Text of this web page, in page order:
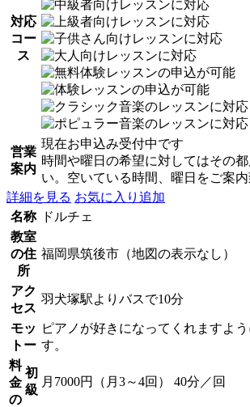
対応
コー
ス
営業
案内
現在お申込み受付中です
時間や曜日の希望に対してはその
い。空いている時間、曜日をご案内
詳細を見る お気に入り追加
名称
ドルチェ
教室
の住
所
福岡県筑後市（地図の表示なし）
アク
セス
羽犬塚駅よりバスで10分
モッ
トー
ピアノが好きになってくれますよ
す。
料
金
の
初
級
月7000円（月3～4回） 40分／回